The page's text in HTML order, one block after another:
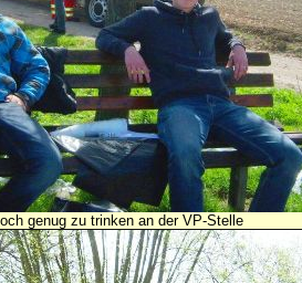
genug zu trinken an der VP-Stelle